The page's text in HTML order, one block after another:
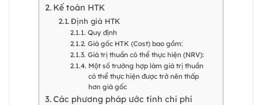
Kế toán HTK
Định giá HTK
Quy định
Giá gốc HTK (Cost) bao gồm:
Giá trị thuần có thể thực hiện (NRV):
Một số trường hợp làm giá trị thuần
có thể thực hiện được trở nên thấp
hơn giá gốc
Các phương pháp ước tính chi phí